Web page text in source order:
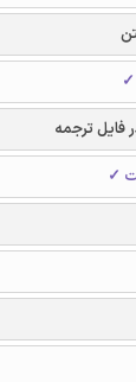
فایل ترجمه
✓